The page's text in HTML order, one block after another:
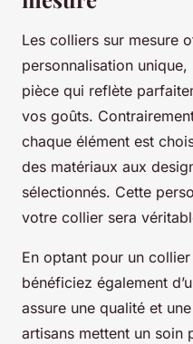
Les colliers sur mesure
personnalisation
pièce qui reflète
vos goûts.
chaque élément est
des matériaux aux
sélectionnés. Cette
votre collier sera
En optant pour un
bénéficiez également
assure une qualité et
artisans mettent un soin